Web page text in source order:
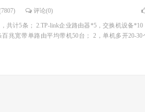
评论(0)
共计5条； 2.TP-link企业路由器*5，交换机设备*10
兆宽带单路由平均带机50台； 2，单机多开20-30